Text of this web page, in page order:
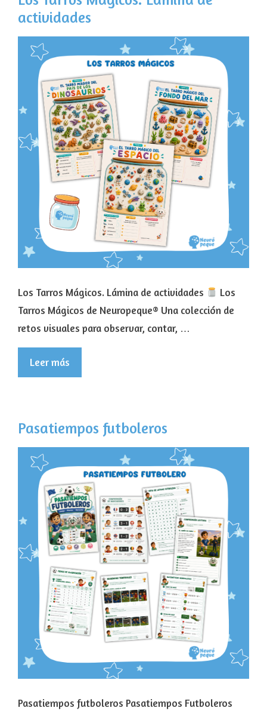
actividades
Los Tarros Mágicos. Lámina de actividades
Los
Tarros Mágicos de Neuropeque® Una colección de
retos visuales para observar, contar, …
Leer más
Pasatiempos futboleros
Pasatiempos futboleros Pasatiempos Futboleros